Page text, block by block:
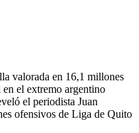
valorada en 16,1 millones
el extremo argentino
el periodista Juan
ofensivos de Liga de Quito